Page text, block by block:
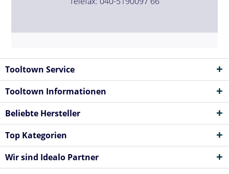
Tooltown Service
Tooltown Informationen
Beliebte Hersteller
Top Kategorien
Wir sind Idealo Partner